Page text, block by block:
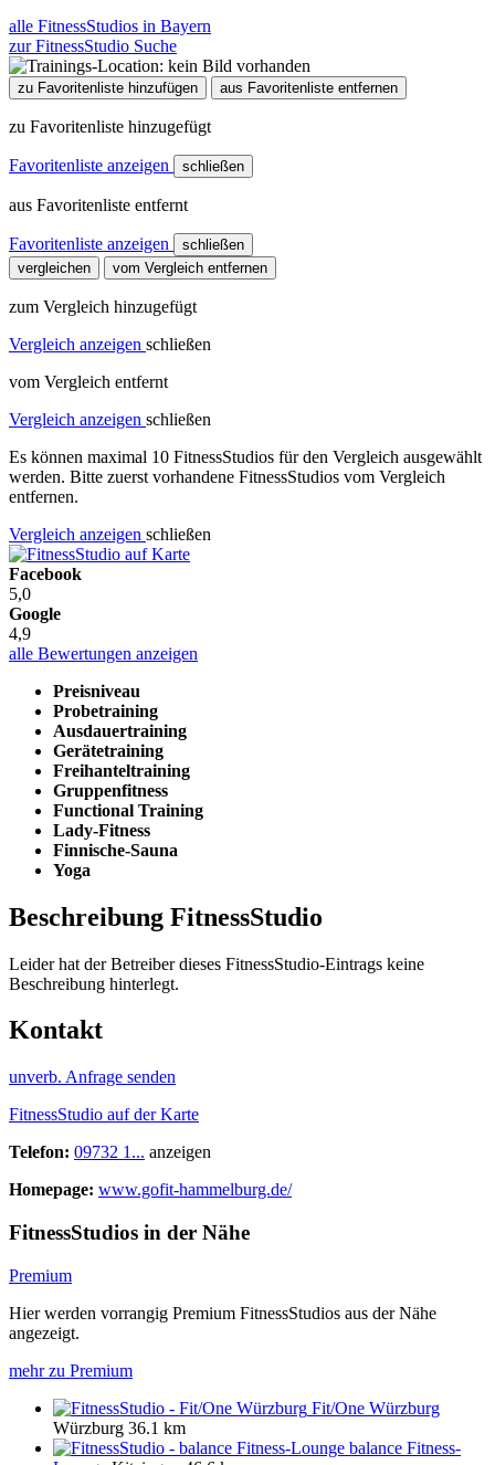
alle FitnessStudios in Bayern
zur FitnessStudio Suche
zu Favoritenliste hinzufügen aus Favoritenliste entfernen
zu Favoritenliste hinzugefügt
Favoritenliste anzeigen schließen
aus Favoritenliste entfernt
Favoritenliste anzeigen
schließen
vergleichen
vom Vergleich entfernen
zum Vergleich hinzugefügt
Vergleich anzeigen schließen
vom Vergleich entfernt
Vergleich anzeigen schließen
Es können maximal 10 FitnessStudios für den Vergleich ausgewählt
werden. Bitte zuerst vorhandene FitnessStudios vom Vergleich
entfernen.
Vergleich anzeigen schließen
Facebook
5,0
Google
4,9
alle Bewertungen anzeigen
Preisniveau
Probetraining
Ausdauertraining
Gerätetraining
Freihanteltraining
Gruppenfitness
Functional Training
Lady-Fitness
Finnische-Sauna
Yoga
Beschreibung FitnessStudio
Leider hat der Betreiber dieses FitnessStudio-Eintrags keine
Beschreibung hinterlegt.
Kontakt
unverb. Anfrage senden
FitnessStudio auf der Karte
Telefon: 09732 1... anzeigen
Homepage: www.gofit-hammelburg.de/
FitnessStudios in der Nähe
Premium
Hier werden vorrangig Premium FitnessStudios aus der Nähe
angezeigt.
mehr zu Premium
Fit/One Würzburg
Würzburg 36.1 km
balance Fitness-